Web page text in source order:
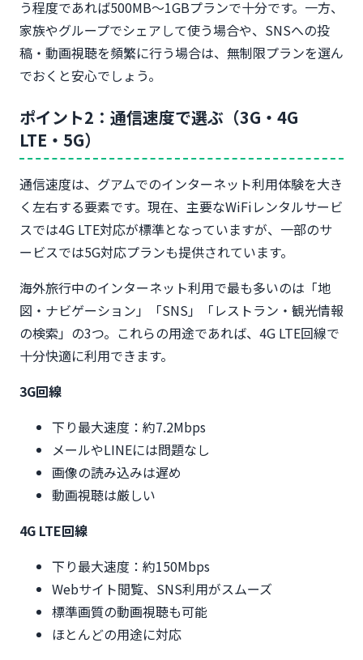
う程度であれば500MB～1GBプランで十分です。一方、
家族やグループでシェアして使う場合や、SNSへの投
稿・動画視聴を頻繁に行う場合は、無制限プランを選ん
でおくと安心でしょう。
ポイント2：通信速度で選ぶ（3G・4G
LTE・5G）
通信速度は、グアムでのインターネット利用体験を大き
く左右する要素です。現在、主要なWiFiレンタルサービ
スでは4G LTE対応が標準となっていますが、一部のサ
ービスでは5G対応プランも提供されています。
海外旅行中のインターネット利用で最も多いのは「地
図・ナビゲーション」「SNS」「レストラン・観光情報
の検索」の3つ。これらの用途であれば、4G LTE回線で
十分快適に利用できます。
3G回線
下り最大速度：約7.2Mbps
メールやLINEには問題なし
画像の読み込みは遅め
動画視聴は厳しい
4G LTE回線
下り最大速度：約150Mbps
Webサイト閲覧、SNS利用がスムーズ
標準画質の動画視聴も可能
ほとんどの用途に対応